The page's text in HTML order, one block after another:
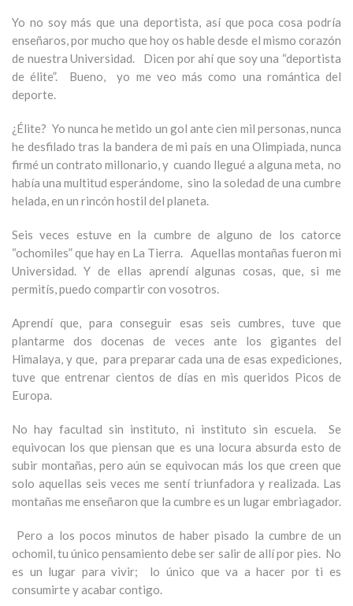
Yo no soy más que una deportista, así que poca cosa podría
enseñaros, por mucho que hoy os hable desde el mismo corazón
de nuestra Universidad. Dicen por ahí que soy una “deportista
de élite”. Bueno, yo me veo más como una romántica del
deporte.
¿Élite? Yo nunca he metido un gol ante cien mil personas, nunca
he desfilado tras la bandera de mi país en una Olimpiada, nunca
firmé un contrato millonario, y cuando llegué a alguna meta, no
había una multitud esperándome, sino la soledad de una cumbre
helada, en un rincón hostil del planeta.
Seis veces estuve en la cumbre de alguno de los catorce
“ochomiles” que hay en La Tierra. Aquellas montañas fueron mi
Universidad. Y de ellas aprendí algunas cosas, que, si me
permitís, puedo compartir con vosotros.
Aprendí que, para conseguir esas seis cumbres, tuve que
plantarme dos docenas de veces ante los gigantes del
Himalaya, y que, para preparar cada una de esas expediciones,
tuve que entrenar cientos de días en mis queridos Picos de
Europa.
No hay facultad sin instituto, ni instituto sin escuela. Se
equivocan los que piensan que es una locura absurda esto de
subir montañas, pero aún se equivocan más los que creen que
solo aquellas seis veces me sentí triunfadora y realizada. Las
montañas me enseñaron que la cumbre es un lugar embriagador.
Pero a los pocos minutos de haber pisado la cumbre de un
ochomil, tu único pensamiento debe ser salir de allí por pies. No
es un lugar para vivir; lo único que va a hacer por ti es
consumirte y acabar contigo.